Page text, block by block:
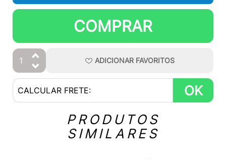
COMPRAR
ADICIONAR FAVORITOS
OK
PRODUTOS
SIMILARES